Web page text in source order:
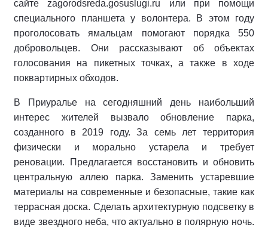
сайте zagorodsreda.gosuslugi.ru или при помощи
специального планшета у волонтера. В этом году
проголосовать ямальцам помогают порядка 550
добровольцев. Они рассказывают об объектах
голосования на пикетных точках, а также в ходе
поквартирных обходов.
В Приуралье на сегодняшний день наибольший
интерес жителей вызвало обновление парка,
созданного в 2019 году. За семь лет территория
физически и морально устарела и требует
реновации. Предлагается восстановить и обновить
центральную аллею парка. Заменить устаревшие
материалы на современные и безопасные, такие как
террасная доска. Сделать архитектурную подсветку в
виде звездного неба, что актуально в полярную ночь.